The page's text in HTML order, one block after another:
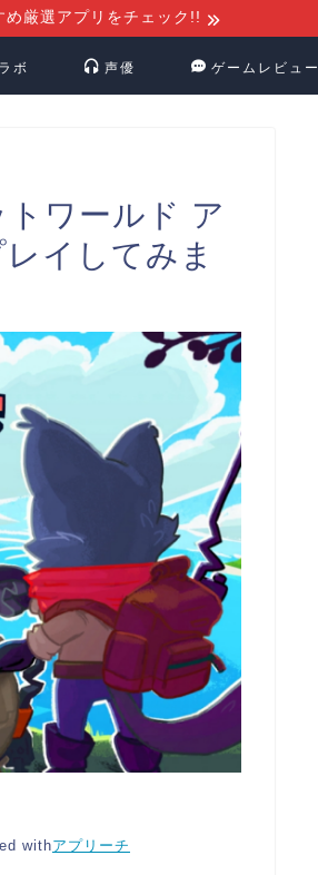
め厳選アプリをチェック!!
ボ 声優 ゲームレビュー
トワールド ア
イしてみま
withアプリーチ